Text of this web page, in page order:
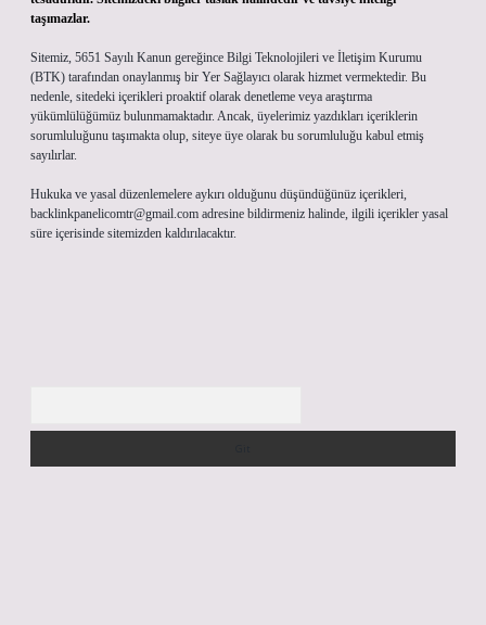
taşımazlar.
Sitemiz, 5651 Sayılı Kanun gereğince Bilgi Teknolojileri ve İletişim Kurumu
(BTK) tarafından onaylanmış bir Yer Sağlayıcı olarak hizmet vermektedir. Bu
nedenle, sitedeki içerikleri proaktif olarak denetleme veya araştırma
yükümlülüğümüz bulunmamaktadır. Ancak, üyelerimiz yazdıkları içeriklerin
sorumluluğunu taşımakta olup, siteye üye olarak bu sorumluluğu kabul etmiş
sayılırlar.
Hukuka ve yasal düzenlemelere aykırı olduğunu düşündüğünüz içerikleri,
backlinkpanelicomtr@gmail.com adresine bildirmeniz halinde, ilgili içerikler yasal
süre içerisinde sitemizden kaldırılacaktır.